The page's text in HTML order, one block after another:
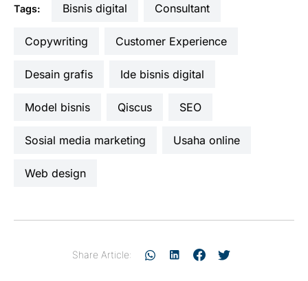
Tags: bisnis digital consultant
copywriting Customer Experience
desain grafis ide bisnis digital
model bisnis Qiscus SEO
sosial media marketing usaha online
web design
Share Article: